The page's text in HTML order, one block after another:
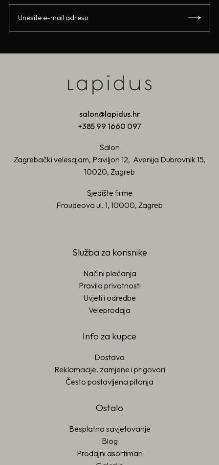
salon@lapidus.hr
+385 99 1660 097
Salon
Zagrebački velesajam, Paviljon 12, Avenija Dubrovnik 15,
10020, Zagreb
Sjedište firme
Froudeova ul. 1, 10000, Zagreb
Služba za korisnike
Načini plaćanja
Pravila privatnosti
Uvjeti i odredbe
Veleprodaja
Info za kupce
Dostava
Reklamacije, zamjene i prigovori
Često postavljena pitanja
Ostalo
Besplatno savjetovanje
Blog
Prodajni asortiman